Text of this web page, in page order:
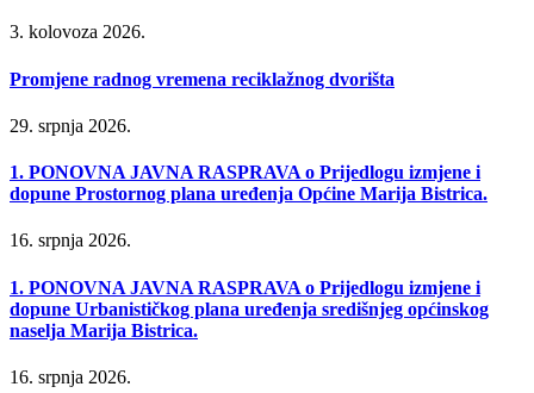
3. kolovoza 2026.
Promjene radnog vremena reciklažnog dvorišta
29. srpnja 2026.
1. PONOVNA JAVNA RASPRAVA o Prijedlogu izmjene i
dopune Prostornog plana uređenja Općine Marija Bistrica.
16. srpnja 2026.
1. PONOVNA JAVNA RASPRAVA o Prijedlogu izmjene i
dopune Urbanističkog plana uređenja središnjeg općinskog
naselja Marija Bistrica.
16. srpnja 2026.